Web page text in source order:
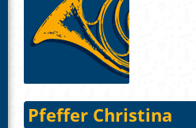
Pfeffer Christina